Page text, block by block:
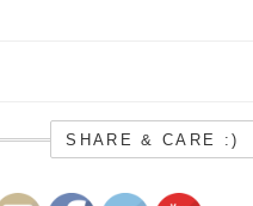
SHARE & CARE :)